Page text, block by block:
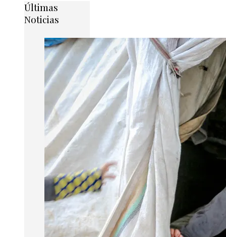
Últimas
Noticias